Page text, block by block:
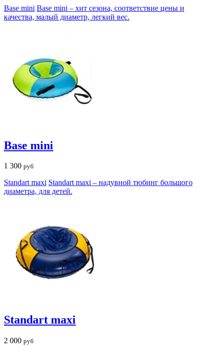
Base mini Base mini – хит сезона, соответствие цены и
качества, малый диаметр, легкий вес.
Base mini
1 300 руб
Standart maxi Standart maxi – надувной тюбинг большого
диаметра, для детей.
Standart maxi
2 000 руб